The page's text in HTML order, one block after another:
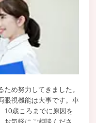
め努力してきました。
眼視機能は大事です。車
10歳ころまでに原因を